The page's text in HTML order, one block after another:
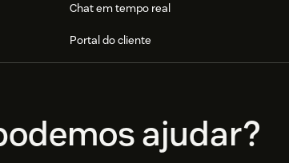
Chat em tempo real
Portal do cliente
ajudar?